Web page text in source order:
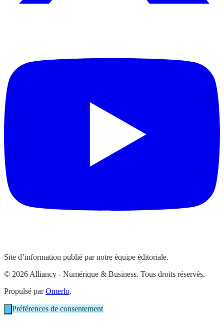
Site d’information publié par notre équipe éditoriale.
© 2026 Alliancy - Numérique & Business. Tous droits réservés.
Propulsé parOmerlo.
Préférences de consentement